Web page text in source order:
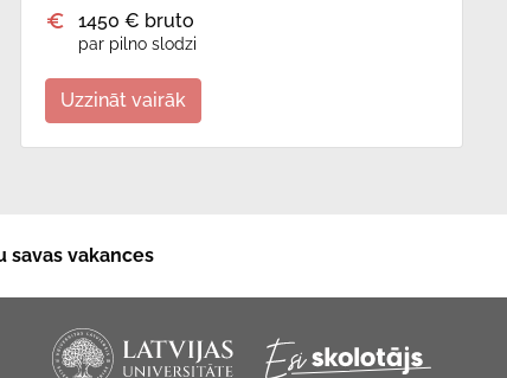
1450 € bruto
par pilno slodzi
Uzzināt vairāk
savas vakances